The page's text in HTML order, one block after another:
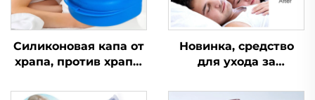
Силиконовая капа от
храпа, против храпа,
бруксизма, средство
Новинка, средство
для ухода за
устройство для